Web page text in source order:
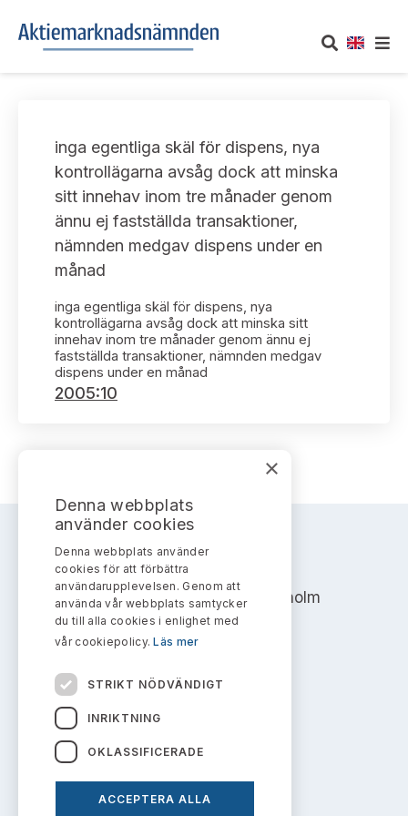
Om oss
Vårt uppdrag
Informationsgivning
Stadgar
Arbetsordning
Verksamhetsberättelser
Publikationer och anföranden
UTTALANDEN
Om nämndens uttalanden
Framställningar och konsultation
Uttalanden sorterade efter publiceringsdatum
Samtliga uttalanden sorterade årsvis
Uttalanden sorterade ämnesvis
Prenumerera
TAKEOVER-REGLER
Takeover-regler för reglerade marknader och vissa
handelsplattformar
AKTUELLT
Nyheter och pressmeddelanden
Prenumerera
KONTAKT
Kontakt angående ansökningar och uttalanden
inga egentliga skäl för dispens, nya
kontrollägarna avsåg dock att minska
sitt innehav inom tre månader genom
ännu ej fastställda transaktioner,
nämnden medgav dispens under en
månad
inga egentliga skäl för dispens, nya
kontrollägarna avsåg dock att minska sitt
innehav inom tre månader genom ännu ej
fastställda transaktioner, nämnden medgav
dispens under en månad
2005:10
AKTIEMARKNADSNÄMNDEN
Address: Box 7354, 103 90 Stockholm
info@aktiemarknadsnamnden.se
Om innehållet
Om webbplatsen
×
Denna webbplats
använder cookies
Denna webbplats använder
cookies för att förbättra
användarupplevelsen. Genom att
använda vår webbplats samtycker
du till alla cookies i enlighet med
vår cookiepolicy.Läs mer
STRIKT NÖDVÄNDIGT
INRIKTNING
OKLASSIFICERADE
ACCEPTERA ALLA